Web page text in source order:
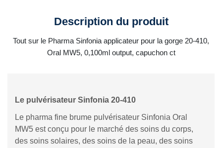
Description du produit
Tout sur le Pharma Sinfonia applicateur pour la gorge 20-410,
Oral MW5, 0,100ml output, capuchon ct
Le pulvérisateur Sinfonia 20-410
Le pharma fine brume pulvérisateur Sinfonia Oral
MW5 est conçu pour le marché des soins du corps,
des soins solaires, des soins de la peau, des soins